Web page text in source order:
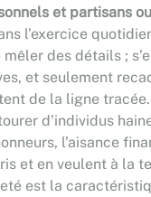
et partisans
l’exercice
des détails ;
et seulement
de la ligne
d’individus
l’aisance
et en veulent à la
est la